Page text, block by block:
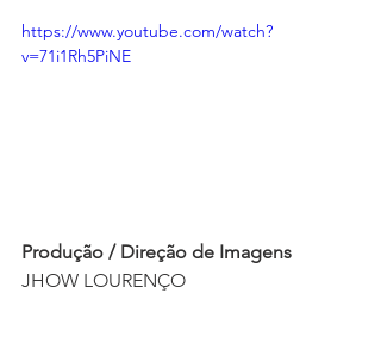
https://www.youtube.com/watch?
v=71i1Rh5PiNE
Produção / Direção de Imagens
JHOW LOURENÇO